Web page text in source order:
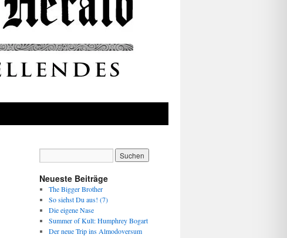
Neueste Beiträge
The Bigger Brother
So siehst Du aus! (7)
Die eigene Nase
Summer of Kult: Humphrey Bogart
Der neue Trip ins Almodoversum